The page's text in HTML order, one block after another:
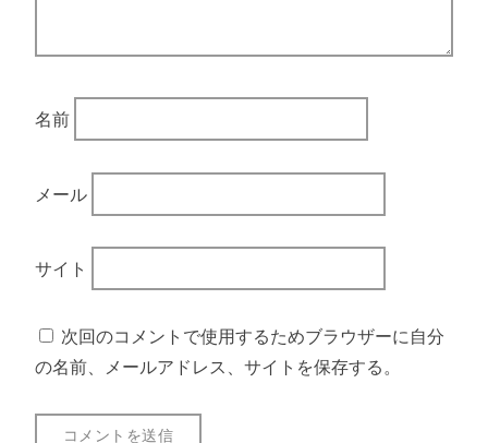
名前
メール
サイト
次回のコメントで使用するためブラウザーに自分
の名前、メールアドレス、サイトを保存する。